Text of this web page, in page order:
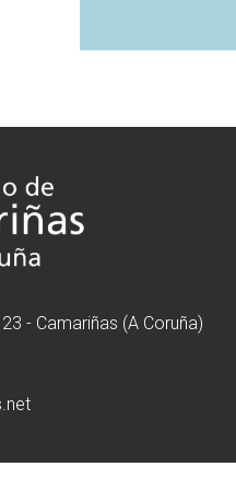
- Camariñas (A Coruña)